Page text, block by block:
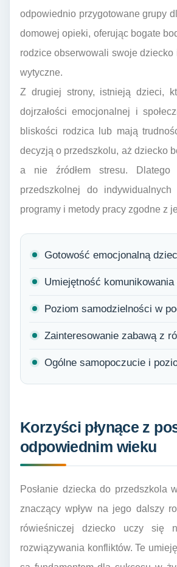
odpowiednio przygotowane grupy
domowej opieki, oferując bogate
rodzice obserwowali swoje
wytyczne.
Z drugiej strony, istnieją dzieci,
dojrzałości emocjonalnej i
bliskości rodzica lub mają
decyzją o przedszkolu, aż dziecko
a nie źródłem stresu. Dlatego
przedszkolnej do
programy i metody pracy zgodne z
Gotowość emocjonalną
Umiejętność
Poziom samodzielności w
Zainteresowanie zabawą z
Ogólne samopoczucie i
Korzyści płynące z
odpowiednim wieku
Posłanie dziecka do przedszkola
znaczący wpływ na jego dalszy
rówieśniczej dziecko uczy się
rozwiązywania konfliktów. Te